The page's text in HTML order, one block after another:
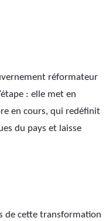
réformateur
: elle met en
en cours, qui redéfinit
du pays et laisse
de cette transformation